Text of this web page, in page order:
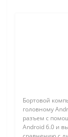
Бортовой
головному
разъем с
Android 6.0 и